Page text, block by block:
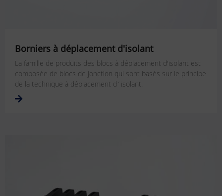
Borniers à déplacement d'isolant
La famille de produits des blocs à déplacement d'isolant est
composée de blocs de jonction qui sont basés sur le principe
de la technique à déplacement d´isolant.